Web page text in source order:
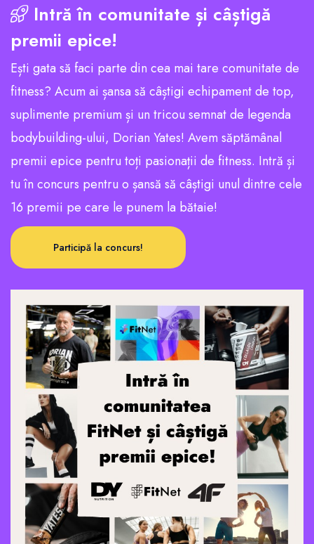
Intră în comunitate și câștigă
premii epice!
Ești gata să faci parte din cea mai tare comunitate de
fitness? Acum ai șansa să câștigi echipament de top,
suplimente premium și un tricou semnat de legenda
bodybuilding-ului, Dorian Yates! Avem săptămânal
premii epice pentru toți pasionații de fitness. Intră și
tu în concurs pentru o șansă să câștigi unul dintre cele
16 premii pe care le punem la bătaie!
Participă la concurs!